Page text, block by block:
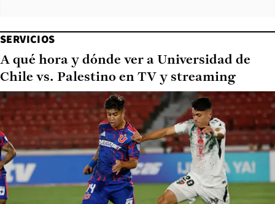
SERVICIOS
A qué hora y dónde ver a Universidad de
Chile vs. Palestino en TV y streaming